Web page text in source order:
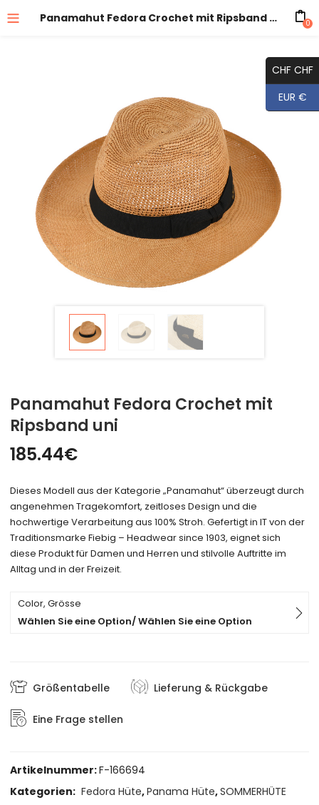
Panamahut Fedora Crochet mit Ripsband uni 0
Panamahut Fedora Crochet mit
Ripsband uni
185.44€
Dieses Modell aus der Kategorie „Panamahut“ überzeugt durch
angenehmen Tragekomfort, zeitloses Design und die
hochwertige Verarbeitung aus 100% Stroh. Gefertigt in IT von der
Traditionsmarke Fiebig – Headwear since 1903, eignet sich
diese Produkt für Damen und Herren und stilvolle Auftritte im
Alltag und in der Freizeit.
Color, Grösse
Wählen Sie eine Option/ Wählen Sie eine Option
Größentabelle Lieferung & Rückgabe
Eine Frage stellen
Artikelnummer:F-166694
Kategorien: Fedora Hüte,Panama Hüte,SOMMERHÜTE
CHF CHF
EUR €